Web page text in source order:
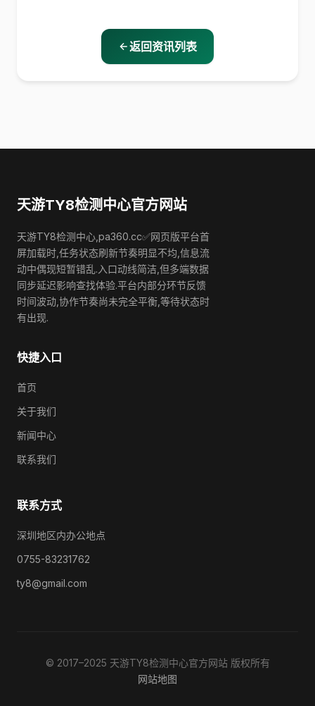
返回资讯列表
天游TY8检测中心官方网站
天游TY8检测中心,pa360.cc✅网页版平台首
屏加载时,任务状态刷新节奏明显不均,信息流
动中偶现短暂错乱.入口动线简洁,但多端数据
同步延迟影响查找体验.平台内部分环节反馈
时间波动,协作节奏尚未完全平衡,等待状态时
有出现.
快捷入口
首页
关于我们
新闻中心
联系我们
联系方式
深圳地区内办公地点
0755-83231762
ty8@gmail.com
© 2017–2025 天游TY8检测中心官方网站 版权所有
网站地图